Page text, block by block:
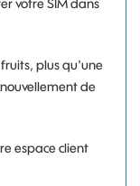
votre SIM dans
plus qu'une
de
espace client